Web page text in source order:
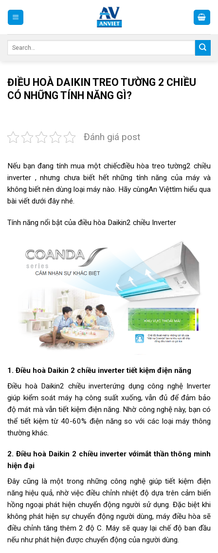
ĐIỀU HOÀ DAIKIN TREO TƯỜNG 2 CHIỀU
CÓ NHỮNG TÍNH NĂNG GÌ?
Đánh giá post
Nếu bạn đang tính mua một chiếcđiều hòa treo tường2 chiều
inverter , nhưng chưa biết hết những tính năng của máy và
không biết nên dùng loại máy nào. Hãy cùngAn Việttìm hiểu qua
bài viết dưới đây nhé.
Tính năng nổi bật của điều hòa Daikin2 chiều Inverter
1. Điều hoà Daikin 2 chiều inverter tiết kiệm điện năng
Điều hoà Daikin2 chiều inverterứng dụng công nghệ Inverter
giúp kiểm soát máy hạ công suất xuống, vẫn đủ để đảm bảo
độ mát mà vẫn tiết kiệm điện năng. Nhờ công nghệ này, bạn có
thể tiết kiệm từ 40-60% điện năng so với các loại máy thông
thường khác.
2. Điều hoà Daikin 2 chiều inverter vớimắt thần thông minh
hiện đại
Đây cũng là một trong những công nghệ giúp tiết kiệm điện
năng hiệu quả, nhờ việc điều chỉnh nhiệt độ dựa trên cảm biến
hồng ngoại phát hiện chuyển động người sử dụng. Đặc biệt khi
không phát hiện sự chuyển động người dùng, máy điều hòa sẽ
điều chỉnh tăng thêm 2 độ C. Máy sẽ quay lại chế độ ban đầu
nếu như phát hiện được chuyển động của người dùng.